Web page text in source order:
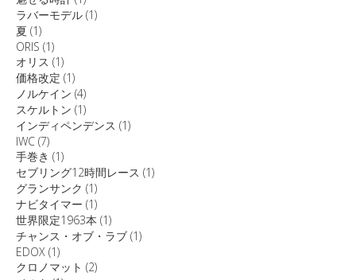
ラバーモデル (1)
夏 (1)
ORIS (1)
オリス (1)
価格改定 (1)
ノルケイン (4)
スケルトン (1)
インディペンデンス (1)
IWC (7)
手巻き (1)
セブリング12時間レース (1)
グランサンク (1)
ナビタイマー (1)
世界限定1963本 (1)
チャンス・オブ・ラブ (1)
EDOX (1)
クロノマット (2)